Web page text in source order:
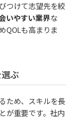
つけて志望先を絞
いやすい業界な
QOLも高まりま
ぶ
ため、スキルを長
が重要です。社内